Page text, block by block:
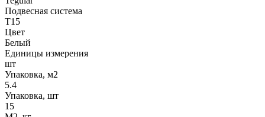
Подвесная система
Т15
Цвет
Белый
Единицы измерения
шт
Упаковка, м2
5.4
Упаковка, шт
15